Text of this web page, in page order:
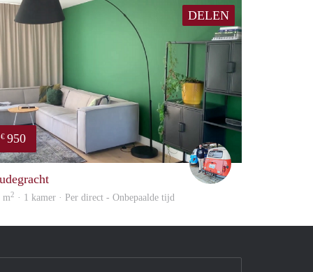
DELEN
€ 950
m2 · 1 kamer · Per direct - Onbepaalde tijd